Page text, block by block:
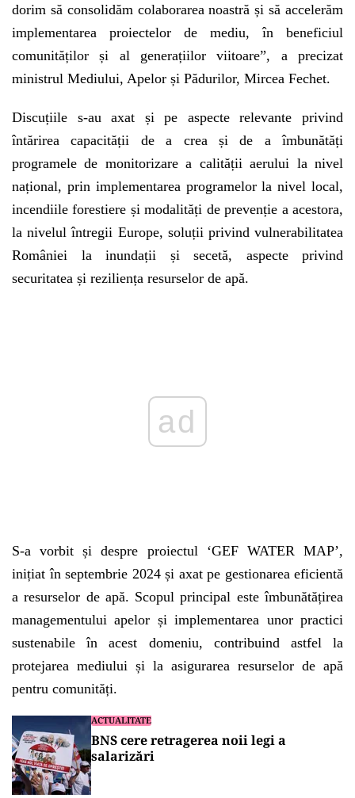
dorim să consolidăm colaborarea noastră și să accelerăm
implementarea proiectelor de mediu, în beneficiul
comunităților și al generațiilor viitoare”, a precizat
ministrul Mediului, Apelor și Pădurilor, Mircea Fechet.
Discuțiile s-au axat și pe aspecte relevante privind
întărirea capacității de a crea și de a îmbunătăți
programele de monitorizare a calității aerului la nivel
național, prin implementarea programelor la nivel local,
incendiile forestiere și modalități de prevenție a acestora,
la nivelul întregii Europe, soluții privind vulnerabilitatea
României la inundații și secetă, aspecte privind
securitatea și reziliența resurselor de apă.
S-a vorbit și despre proiectul ‘GEF WATER MAP’,
inițiat în septembrie 2024 și axat pe gestionarea eficientă
a resurselor de apă. Scopul principal este îmbunătățirea
managementului apelor și implementarea unor practici
sustenabile în acest domeniu, contribuind astfel la
protejarea mediului și la asigurarea resurselor de apă
pentru comunități.
ACTUALITATE
BNS cere retragerea noii legi a
salarizări